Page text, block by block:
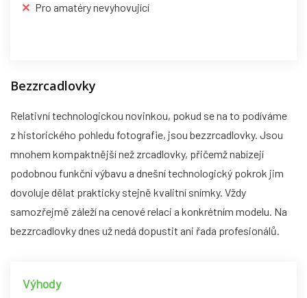
Pro amatéry nevyhovující
Bezzrcadlovky
Relativní technologickou novinkou, pokud se na to podíváme
z historického pohledu fotografie, jsou bezzrcadlovky. Jsou
mnohem kompaktnější než zrcadlovky, přičemž nabízejí
podobnou funkční výbavu a dnešní technologický pokrok jim
dovoluje dělat prakticky stejně kvalitní snímky. Vždy
samozřejmě záleží na cenové relaci a konkrétním modelu. Na
bezzrcadlovky dnes už nedá dopustit ani řada profesionálů.
Výhody